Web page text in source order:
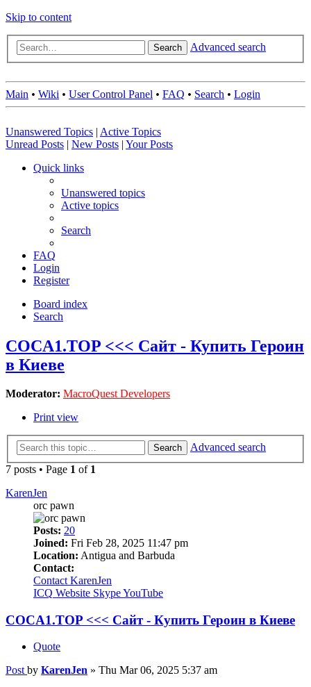
Skip to content
Search Advanced search
Main • Wiki • User Control Panel • FAQ • Search • Login
Unanswered Topics | Active Topics
Unread Posts | New Posts | Your Posts
Quick links
Unanswered topics
Active topics
Search
FAQ
Login
Register
Board index
Search
COCA1.TOP <<< Сайт - Купить Героин
в Киеве
Moderator: MacroQuest Developers
Print view
Search
Advanced search
7 posts • Page 1 of 1
KarenJen
orc pawn
Posts: 20
Joined: Fri Feb 28, 2025 11:47 pm
Location: Antigua and Barbuda
Contact:
Contact KarenJen
ICQ Website SkypeYouTube
COCA1.TOP <<< Сайт - Купить Героин в Киеве
Quote
Post by KarenJen » Thu Mar 06, 2025 5:37 am